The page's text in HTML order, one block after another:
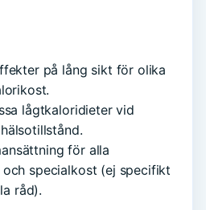
på lång sikt för olika
lågtkaloridieter vid
för alla
specialkost (ej specifikt
råd).